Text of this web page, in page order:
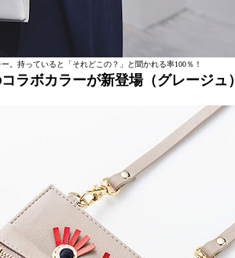
。持っていると「それどこの？」と聞かれる率100％！
ラボカラーが新登場（グレージュ）